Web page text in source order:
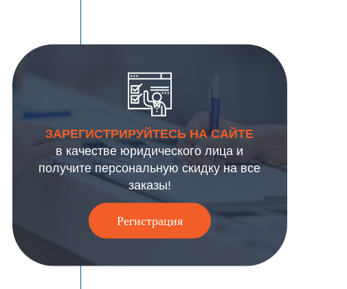
ЗАРЕГИСТРИРУЙТЕСЬ НА САЙТЕ
в качестве юридического лица и
получите персональную скидку на все
заказы!
Регистрация